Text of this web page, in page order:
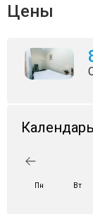
Цены
Пн Вт